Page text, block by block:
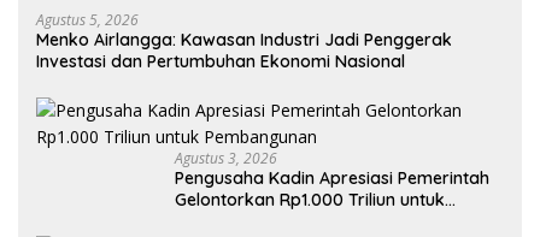
Agustus 5, 2026
Menko Airlangga: Kawasan Industri Jadi Penggerak
Investasi dan Pertumbuhan Ekonomi Nasional
Agustus 3, 2026
Pengusaha Kadin Apresiasi Pemerintah
Gelontorkan Rp1.000 Triliun untuk